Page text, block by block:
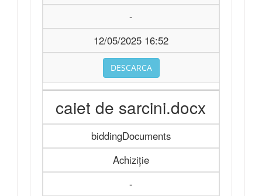
-
12/05/2025 16:52
DESCARCA
caiet de sarcini.docx
biddingDocuments
Achiziție
-